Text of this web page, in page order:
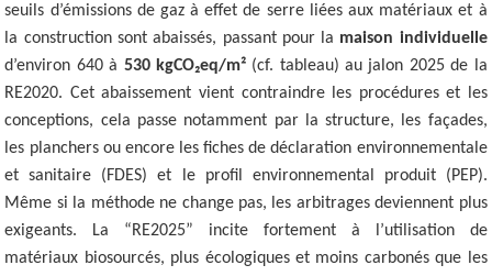
seuils d’émissions de gaz à effet de serre liées aux matériaux et à
la construction sont abaissés, passant pour la maison individuelle
d’environ 640 à 530 kgCO₂eq/m²(cf. tableau) au jalon 2025 de la
RE2020. Cet abaissement vient contraindre les procédures et les
conceptions, cela passe notamment par la structure, les façades,
les planchers ou encore les fiches de déclaration environnementale
et sanitaire (FDES) et le profil environnemental produit (PEP).
Même si la méthode ne change pas, les arbitrages deviennent plus
exigeants. La “RE2025” incite fortement à l’utilisation de
matériaux biosourcés, plus écologiques et moins carbonés que les